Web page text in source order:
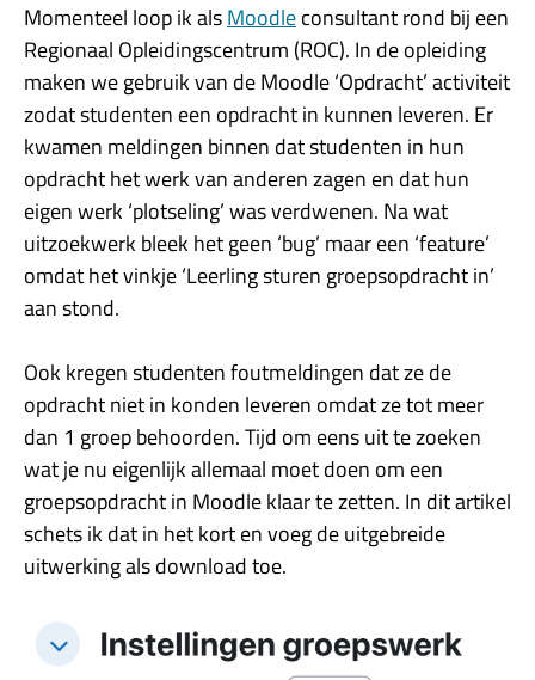
Momenteel loop ik alsMoodleconsultant rond bij een
Regionaal Opleidingscentrum (ROC). In de opleiding
maken we gebruik van de Moodle ‘Opdracht’ activiteit
zodat studenten een opdracht in kunnen leveren. Er
kwamen meldingen binnen dat studenten in hun
opdracht het werk van anderen zagen en dat hun
eigen werk ‘plotseling’ was verdwenen. Na wat
uitzoekwerk bleek het geen ‘bug’ maar een ‘feature’
omdat het vinkje ‘Leerling sturen groepsopdracht in’
aan stond.
Ook kregen studenten foutmeldingen dat ze de
opdracht niet in konden leveren omdat ze tot meer
dan 1 groep behoorden. Tijd om eens uit te zoeken
wat je nu eigenlijk allemaal moet doen om een
groepsopdracht in Moodle klaar te zetten. In dit artikel
schets ik dat in het kort en voeg de uitgebreide
uitwerking als download toe.